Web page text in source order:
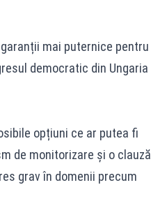
mai puternice pentru
democratic din Ungaria
opțiuni ce ar putea fi
de monitorizare și o clauză
grav în domenii precum